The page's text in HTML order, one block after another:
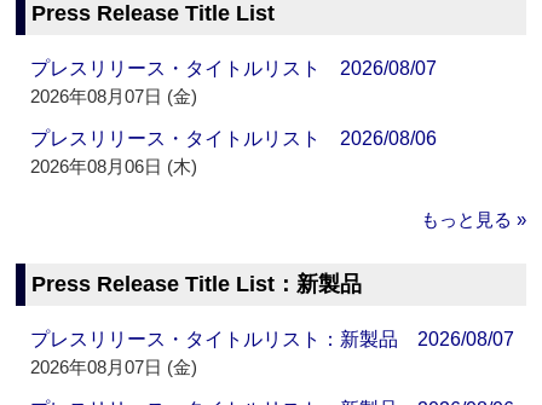
Press Release Title List
プレスリリース・タイトルリスト 2026/08/07
2026年08月07日 (金)
プレスリリース・タイトルリスト 2026/08/06
2026年08月06日 (木)
もっと見る »
Press Release Title List：新製品
プレスリリース・タイトルリスト：新製品 2026/08/07
2026年08月07日 (金)